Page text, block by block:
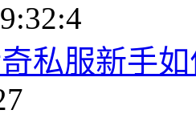
私服新手